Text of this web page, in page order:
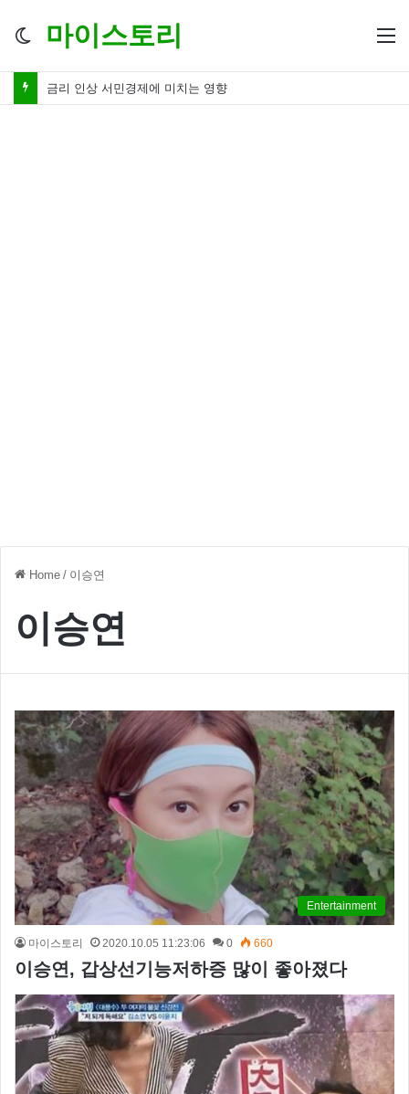
Switch
마이스토리
금리 인상 서민경제에 미치는 영향
Home / 이승연
이승연
Entertainment
마이스토리 2020.10.05 11:23:06 0 660
이승연, 갑상선기능저하증 많이 좋아졌다